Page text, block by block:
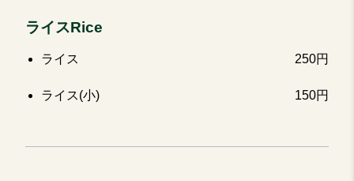
ライスRice
ライス 250円
ライス(小) 150円